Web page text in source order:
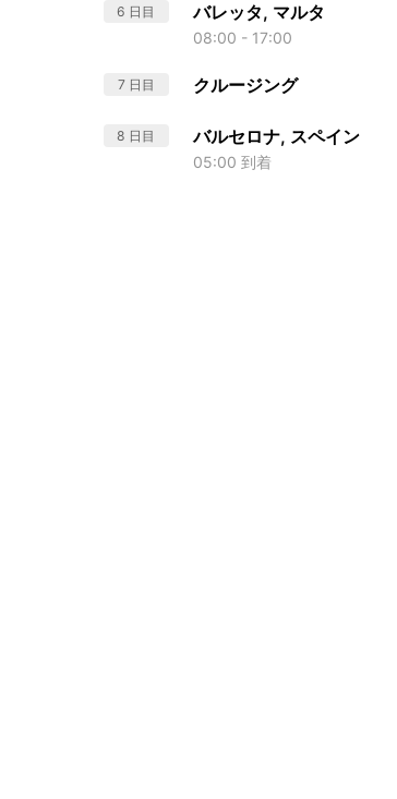
6 日目 バレッタ, マルタ
08:00 - 17:00
7 日目 クルージング
8 日目 バルセロナ, スペイン
05:00 到着